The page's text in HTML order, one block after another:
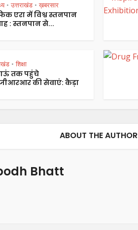
• उत्तराखंड • ख़बरसार
एरा में विश्व स्तनपान
: स्तनपान से...
• शिक्षा
तक पहुंचे
की सेवाएं: कैड़ा
ABOUT THE AUTHOR
Bhatt